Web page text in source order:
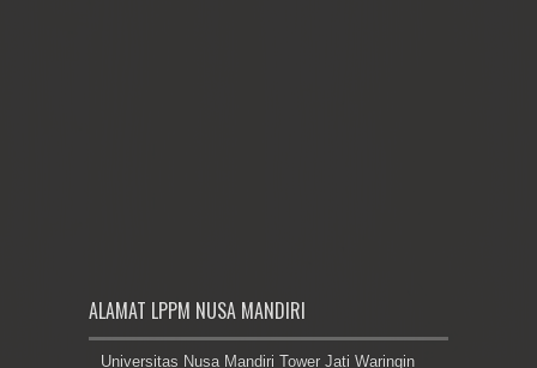
ALAMAT LPPM NUSA MANDIRI
Universitas Nusa Mandiri Tower Jati Waringin